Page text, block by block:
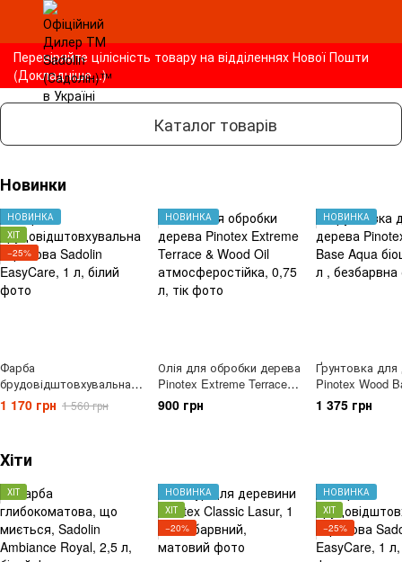
Перевіряйте цілісність товару на відділеннях Нової Пошти
(Докладніше...)
Каталог товарів
Новинки
НОВИНКА
ХІТ
−25%
Фарба
брудовідштовхувальна
акрилова Sadolin
EasyCare, 1 л, білий
1 170 грн 1 560 грн
НОВИНКА
Олія для обробки дерева
Pinotex Extreme Terrace &
Wood Oil
атмосферостійка, 0,75 л,
900 грн
НОВИНКА
Ґрунтовка
Pinotex Wood
біоцидна, 1 л ,
1 375 грн
Хіти
ХІТ
НОВИНКА
ХІТ
−20%
НОВИНКА
ХІТ
−25%